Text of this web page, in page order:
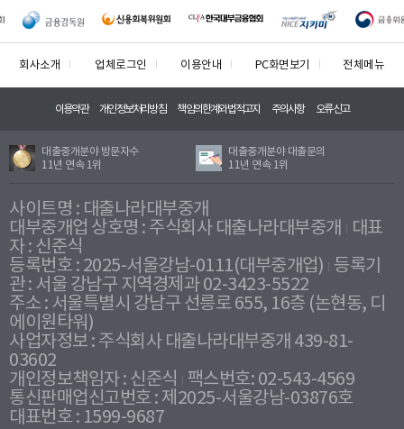
회사소개 업체로그인 이용안내 PC화면보기 전체메뉴
이용약관 개인정보처리방침 책임의한계와법적고지 주의사항 오류신고
대출중개분야 방문자수
11년 연속 1위
대출중개분야 대출문의
11년 연속 1위
사이트명 : 대출나라대부중개
대부중개업 상호명 : 주식회사 대출나라대부중개
대표
자 : 신준식
등록번호 : 2025-서울강남-0111(대부중개업) 등록기
관 : 서울 강남구 지역경제과 02-3423-5522
주소 : 서울특별시 강남구 선릉로 655, 16층 (논현동, 디
에이원타워)
사업자정보 : 주식회사 대출나라대부중개 439-81-
03602
개인정보책임자 : 신준식
팩스번호: 02-543-4569
통신판매업신고번호 : 제2025-서울강남-03876호
대표번호 : 1599-9687